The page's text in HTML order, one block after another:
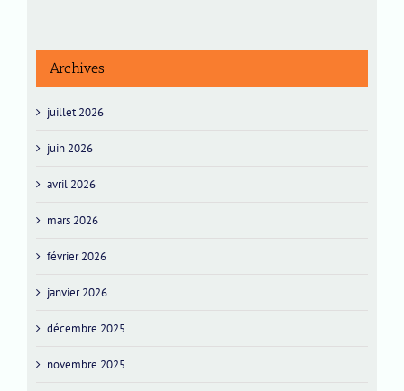
Archives
juillet 2026
juin 2026
avril 2026
mars 2026
février 2026
janvier 2026
décembre 2025
novembre 2025